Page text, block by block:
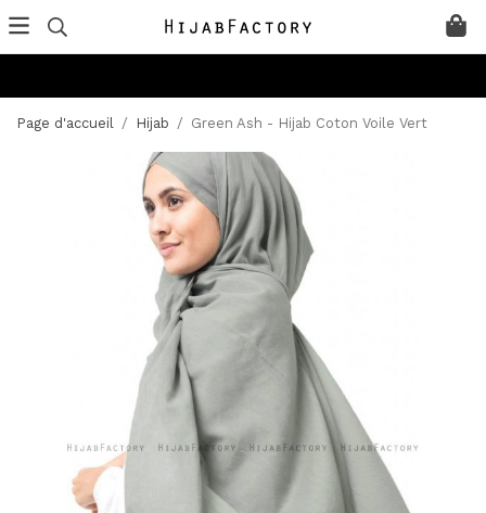
Page d'accueil / Hijab / Green Ash - Hijab Coton Voile Vert